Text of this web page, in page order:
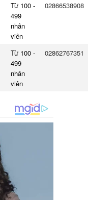
Từ 100 -
499
nhân
viên
02866538908
Từ 100 -
499
nhân
viên
02862767351